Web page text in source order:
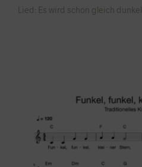
Lied: Es wird schon gleich dunkel